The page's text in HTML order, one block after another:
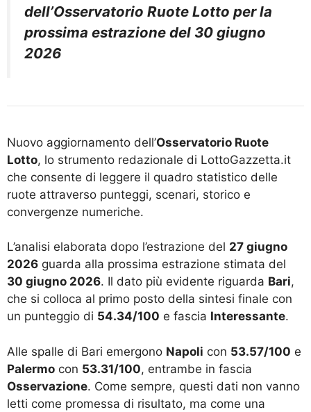
dell’Osservatorio Ruote Lotto per la
prossima estrazione del 30 giugno
2026
Nuovo aggiornamento dell’Osservatorio Ruote
Lotto, lo strumento redazionale di LottoGazzetta.it
che consente di leggere il quadro statistico delle
ruote attraverso punteggi, scenari, storico e
convergenze numeriche.
L’analisi elaborata dopo l’estrazione del 27 giugno
2026 guarda alla prossima estrazione stimata del
30 giugno 2026. Il dato più evidente riguarda Bari,
che si colloca al primo posto della sintesi finale con
un punteggio di 54.34/100 e fascia Interessante.
Alle spalle di Bari emergono Napoli con 53.57/100 e
Palermo con 53.31/100, entrambe in fascia
Osservazione. Come sempre, questi dati non vanno
letti come promessa di risultato, ma come una